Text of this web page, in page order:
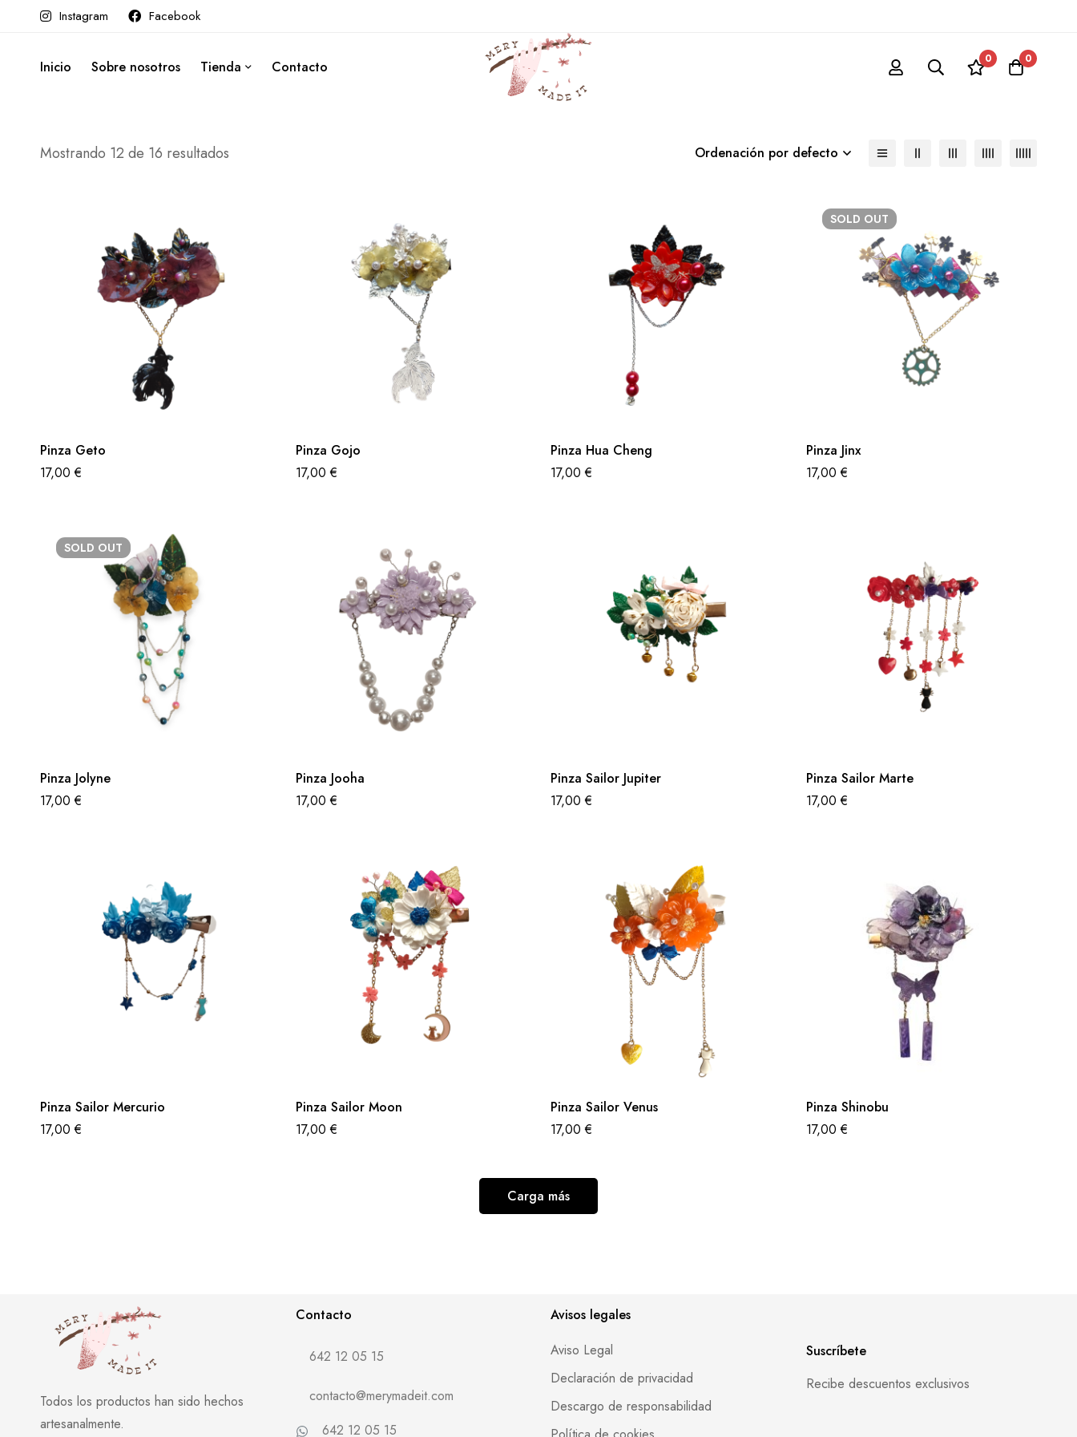
Instagram Facebook
Inicio Sobre nosotros Tienda Contacto 0 0
pinza
Productos
Mostrando 12 de 16 resultados Ordenación por defecto
Pinza Geto
17,00€
Pinza Gojo
17,00€
Pinza Hua Cheng
17,00€
SOLD OUT
Pinza Jinx
17,00€
SOLD OUT
Pinza Jolyne
17,00€
Pinza Jooha
17,00€
Pinza Sailor Jupiter
17,00€
Pinza Sailor Marte
17,00€
Pinza Sailor Mercurio
17,00€
Pinza Sailor Moon
17,00€
Pinza Sailor Venus
17,00€
Pinza Shinobu
17,00€
Carga más
Todos los productos han sido hechos
artesanalmente.
Contacto
642 12 05 15
contacto@merymadeit.com
642 12 05 15
Avisos legales
Aviso Legal
Declaración de privacidad
Descargo de responsabilidad
Suscríbete
Recibe descuentos exclusivos